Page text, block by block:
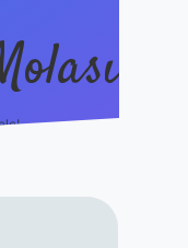
ilbet mobil giriş